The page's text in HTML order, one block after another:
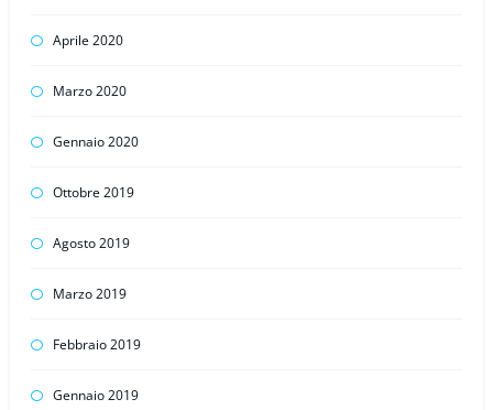
Aprile 2020
Marzo 2020
Gennaio 2020
Ottobre 2019
Agosto 2019
Marzo 2019
Febbraio 2019
Gennaio 2019